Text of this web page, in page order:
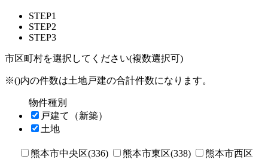
STEP1
STEP2
STEP3
市区町村を選択してください(複数選択可)
※()内の件数は土地戸建の合計件数になります。
物件種別
戸建て（新築）
土地
熊本市中央区(336) 熊本市東区(338)
熊本市西区